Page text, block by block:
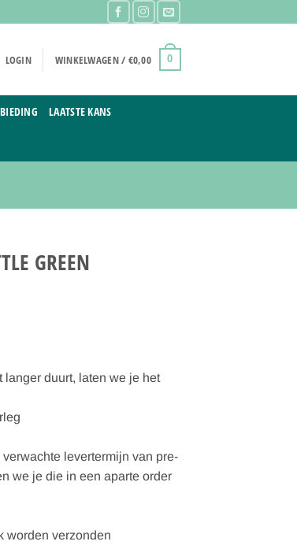
LOGIN WINKELWAGEN / €0,00 0
LAATSTE KANS
GREEN
duurt, laten we je het
levertermijn van pre-
we je die in een aparte order
worden verzonden